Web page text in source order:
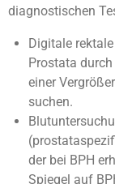
diagnostischen
Digitale
Prostata
einer
suchen.
der bei BPH
Spiegel auf